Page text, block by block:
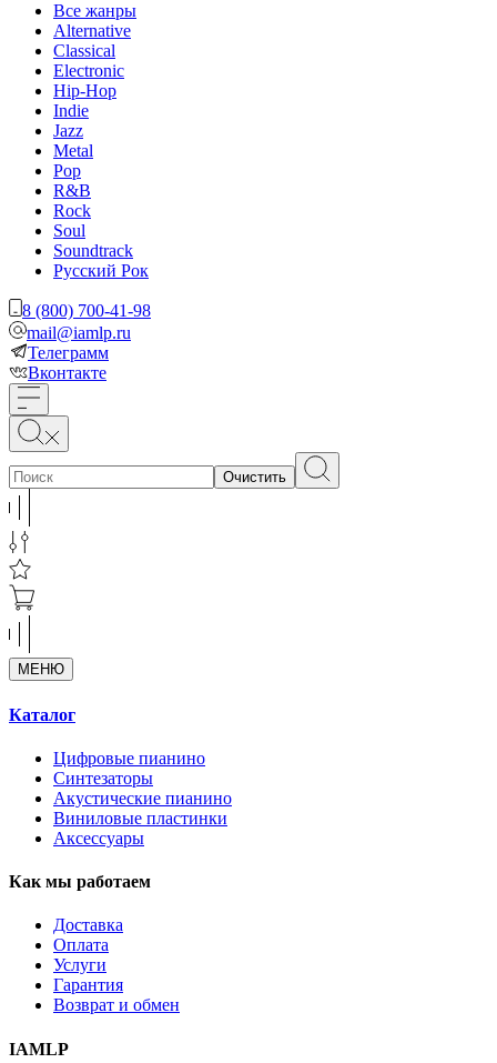
Все жанры
Alternative
Classical
Electronic
Hip-Hop
Indie
Jazz
Metal
Pop
R&B
Rock
Soul
Soundtrack
Русский Рок
8 (800) 700-41-98
mail@iamlp.ru
Телеграмм
Вконтакте
Очистить
МЕНЮ
Каталог
Цифровые пианино
Синтезаторы
Акустические пианино
Виниловые пластинки
Аксессуары
Как мы работаем
Доставка
Оплата
Услуги
Гарантия
Возврат и обмен
IAMLP